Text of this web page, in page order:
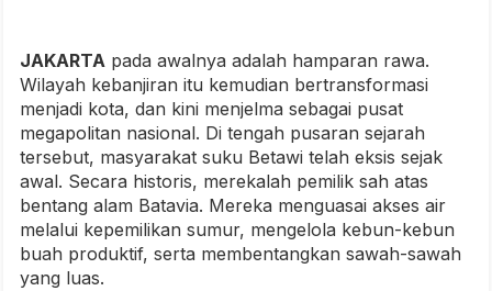
JAKARTA pada awalnya adalah hamparan rawa.
Wilayah kebanjiran itu kemudian bertransformasi
menjadi kota, dan kini menjelma sebagai pusat
megapolitan nasional. Di tengah pusaran sejarah
tersebut, masyarakat suku Betawi telah eksis sejak
awal. Secara historis, merekalah pemilik sah atas
bentang alam Batavia. Mereka menguasai akses air
melalui kepemilikan sumur, mengelola kebun-kebun
buah produktif, serta membentangkan sawah-sawah
yang luas.